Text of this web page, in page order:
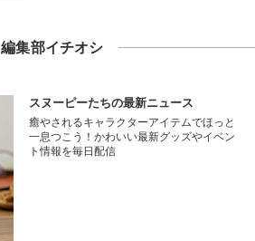
編集部イチオシ
スヌーピーたちの最新ニュース
癒やされるキャラクターアイテムでほっと
一息つこう！かわいい最新グッズやイベン
ト情報を毎日配信